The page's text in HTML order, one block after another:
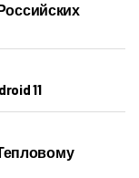
11